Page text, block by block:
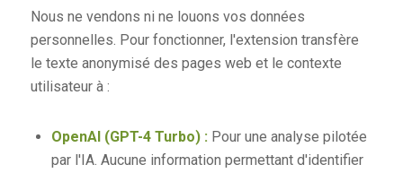
Nous ne vendons ni ne louons vos données
personnelles. Pour fonctionner, l'extension transfère
le texte anonymisé des pages web et le contexte
utilisateur à :
OpenAI (GPT-4 Turbo) :Pour une analyse pilotée
par l'IA. Aucune information permettant d'identifier